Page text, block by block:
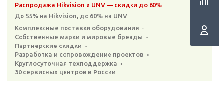
Распродажа Hikvision и UNV — скидки до 60%
До 55% на Hikvision, до 60% на UNV
Комплексные поставки оборудования ◦
Собственные марки и мировые бренды ◦
Партнерские скидки ◦
Разработка и сопровождение проектов ◦
Круглосуточная техподдержка ◦
30 сервисных центров в России